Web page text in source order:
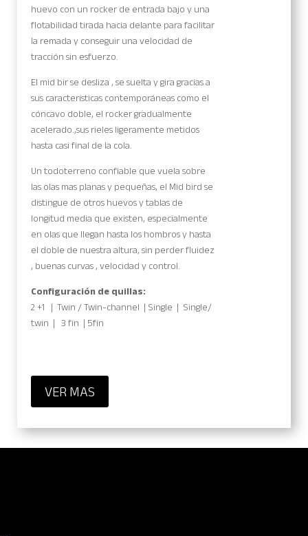
huevo con un rocker de entrada bajo y una
flotabilidad tirada hacia delante para facilitar
la remada y conseguir una velocidad de
tracción sin esfuerzo.
El mid bir se desliza , se suelta y gira gracias a
sus características contemporáneas como el
cóncavo doble, el rocker gradualmente
acelerado.,sus rieles ligeramente metidos
hasta casi final de la cola.
Un todoterreno confiable que vuela sobre
las olas mas planas y pequeñas, el Mid bird se
distingue de otros huevos y tablas de
longitud media que existen, especialmente
en olas que llegan hasta los hombros y hasta
el doble de nuestra altura, sin perder fluidez
, buenas curvas , velocidad y control.
Configuración de quillas:
2 +1 | Twin / Twin-channel | Single | Single/
twin | 3 fin | 5fin
VER MAS